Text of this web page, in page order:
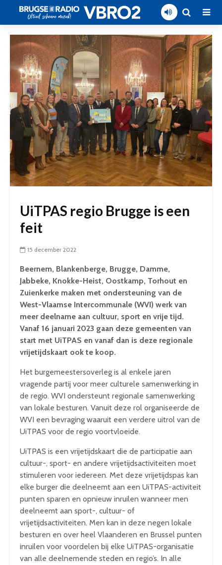
UiTPAS regio Brugge is een
feit
15 december 2022
Beernem, Blankenberge, Brugge, Damme,
Jabbeke, Knokke-Heist, Oostkamp, Torhout en
Zuienkerke maken met ondersteuning van de
West-Vlaamse Intercommunale (WVI) werk van
meer deelname aan cultuur, sport en vrije tijd.
Vanaf 16 januari 2023 gaan deze gemeenten van
start met UiTPAS en vanaf dan is deze regionale
vrijetijdskaart ook te koop.
Het burgemeestersoverleg is al enkele jaren
vragende partij voor meer culturele samenwerking in
de regio. WVI ondersteunt regionale samenwerking
van lokale besturen. Vanuit deze rol organiseerde de
WVI een bevraging waaruit een verdere uitrol van de
UiTPAS voor de regio voortvloeide.
UiTPAS is een vrijetijdskaart die de participatie aan
cultuur-, sport- en andere vrijetijdsactiviteiten moet
stimuleren voor iedereen. Met deze vrijetijdspas kan
elke burger die deelneemt aan een UiTPAS-activiteit
punten sparen en opnieuw inruilen wanneer men
deelneemt aan sport-, cultuur- of
vrijetijdsactiviteiten. Men kan in deze negen lokale
besturen en over heel Vlaanderen en Brussel punten
inruilen voor voordelen bij elke UiTPAS-organisatie
van alle deelnemende steden en regio’s. In alle